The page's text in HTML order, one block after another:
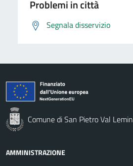
Problemi in città
Segnala disservizio
Comune di San Pietro Val
AMMINISTRAZIONE